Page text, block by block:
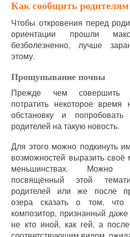
Как сообщить родителям
Чтобы откровения перед
ориентации прошли
безболезненно, лучше
этому.
Прощупывание почвы
Прежде чем совершить
потратить некоторое
обстановку и попробовать
родителей на такую новость.
Для этого можно подкинуть
возможностей выразить своё
меньшинствах. Можно
посвящённый этой
родителей или же после
озера сказать о том, что
композитор, признанный
не кто иной, как гей, а